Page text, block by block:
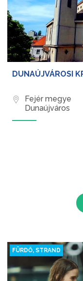
DUNAÚJVÁROSI
Fejér megye
Dunaújváros
FÜRDŐ, STRAND